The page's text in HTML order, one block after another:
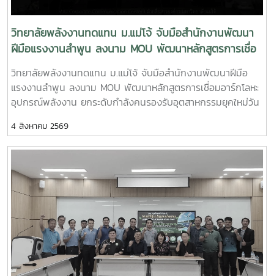
เทคโนโลยี การเชื่อมโยงเครือข่ายความร่วมมือ และการสร้าง
โอกาสในการเพิ่มรายได้ให้แก่ประชาชนอย่างยั่งยืนประเด็นสำคัญ
ภายในงาน ประกอบด้วย - การพัฒนาเทคโนโลยีที่เหมาะสม
(Appropriate Technology) เพื่อการพัฒนาชุมชน- การสร้าง
และพัฒนานวัตกรชุมชนเพื่อขับเคลื่อนเศรษฐกิจฐานราก - การ
ประยุกต์ใช้แพลตฟอร์ม AppTech เพื่อถ่ายทอดองค์ความรู้และ
เชื่อมโยงเครือข่าย - การแลกเปลี่ยนประสบการณ์ระหว่างสถาบัน
การศึกษา หน่วยงานภาครัฐ และภาคีเครือข่ายด้านการพัฒนา
ชุมชน การเข้าร่วมประชุมครั้งนี้นับเป็นโอกาสสำคัญในการติดตาม
ทิศทางการพัฒนาเทคโนโลยีที่เหมาะสมของประเทศ พร้อมแลก
ประยุกต์ใช้ในการสนับสนุนพันธกิจของวิทยาลัยพลังงานทดแทน
ทั้งด้านการวิจัย การบริการวิชาการ และการถ่ายทอดเทคโนโลยีสู่
ชุมชน เพื่อยกระดับคุณภาพชีวิตของประชาชนและสร้างการ
พัฒนาที่ยั่งยืนวิทยาลัยพลังงานทดแทน มหาวิทยาลัยแม่โจ้ มุ่งมั่น
พัฒนาองค์ความรู้และนวัตกรรมด้านพลังงานและเทคโนโลยีที่
เหมาะสม เพื่อสร้างผลกระทบเชิงบวกต่อสังคม ชุมชน และ
เศรษฐกิจฐานราก พร้อมขับเคลื่อนการพัฒนาประเทศสู่ความ
วิทยาลัยพลังงานทดแทน ม.แม่โจ้ จับมือสำนักงานพัฒนา
ฝีมือแรงงานลำพูน ลงนาม MOU พัฒนาหลักสูตรการเชื่อ
มอาร์กโลหะอุปกรณ์พลังงาน ยกระดับกำลังคนรองรับ
อุตสาหกรรมยุคใหม่
วิทยาลัยพลังงานทดแทน ม.แม่โจ้ จับมือสำนักงานพัฒนาฝีมือ
แรงงานลำพูน ลงนาม MOU พัฒนาหลักสูตรการเชื่อมอาร์กโลหะ
อุปกรณ์พลังงาน ยกระดับกำลังคนรองรับอุตสาหกรรมยุคใหม่วัน
พลังงานทดแทน ร่วมกับ สำนักงานพัฒนาฝีมือแรงงานลำพูน จัด
พิธีลงนามบันทึกความเข้าใจความร่วมมือทางวิชาการ
ผึ้ง ชั้น 5 สำนักงานมหาวิทยาลัย มหาวิทยาลัยแม่โจ้ พิธีลงนามได้
รับเกียรติจาก ผู้ช่วยศาสตราจารย์ ดร.สุริยจรัส เตชะตันมีนสกุล
รองอธิการบดีมหาวิทยาลัยแม่โจ้ (ผู้แทนอธิการบดี) และ นายก
ษิดิจ ทับทิม ผู้อำนวยการสำนักงานพัฒนาฝีมือแรงงานลำพูน
เป็นผู้ลงนามร่วมกัน โดยมี ผู้ช่วยศาสตราจารย์ ดร.นิกราน หอม
ดวง คณบดีวิทยาลัยพลังงานทดแทน มหาวิทยาลัยแม่โจ้และ นาย
เกรียงศักดิ์ ธรรมวัตร ผู้อำนวยการกลุ่มงานพัฒนาฝีมือแรงงาน
4 สิงหาคม 2569